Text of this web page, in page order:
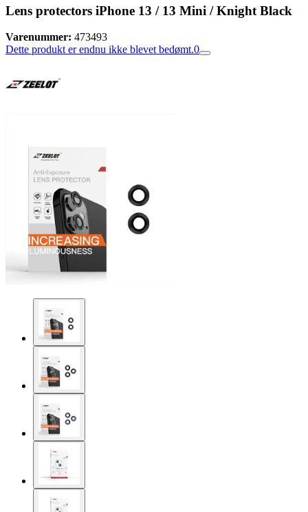
Lens protectors iPhone 13 / 13 Mini / Knight Black
Varenummer: 473493
Dette produkt er endnu ikke blevet bedømt.0